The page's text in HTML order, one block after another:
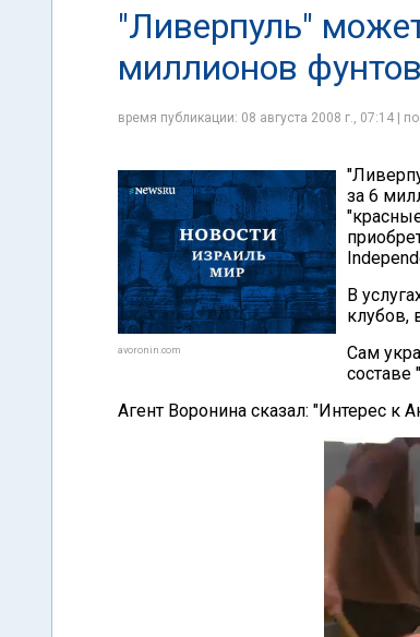
"Ливерпуль"
миллионов фунтов
время публикации: 08 августа 2008 г., 07:14 |
avoronin.com
за 6
В
клубов,
Сам
составе
Агент Воронина сказал: "Интерес